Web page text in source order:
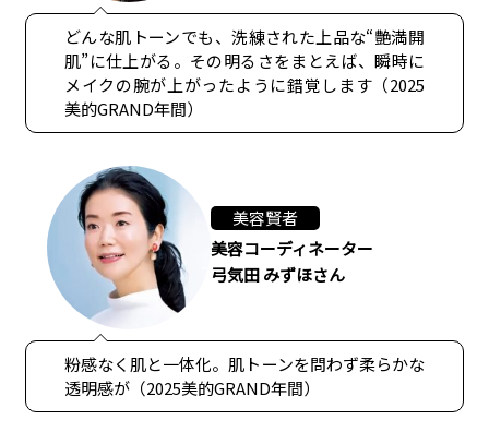
どんな肌トーンでも、洗練された上品な“艶満開
肌”に仕上がる。その明るさをまとえば、瞬時に
メイクの腕が上がったように錯覚します（2025
美的GRAND年間）
美容賢者
美容コーディネーター
弓気田 みずほさん
粉感なく肌と一体化。肌トーンを問わず柔らかな
透明感が（2025美的GRAND年間）